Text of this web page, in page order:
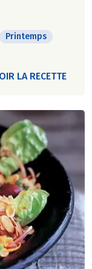
Printemps
LA RECETTE